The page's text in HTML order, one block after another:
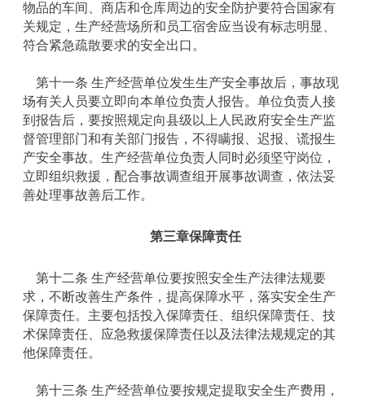
物品的车间、商店和仓库周边的安全防护要符合国家有
关规定，生产经营场所和员工宿舍应当设有标志明显、
符合紧急疏散要求的安全出口。
第十一条 生产经营单位发生生产安全事故后，事故现
场有关人员要立即向本单位负责人报告。单位负责人接
到报告后，要按照规定向县级以上人民政府安全生产监
督管理部门和有关部门报告，不得瞒报、迟报、谎报生
产安全事故。生产经营单位负责人同时必须坚守岗位，
立即组织救援，配合事故调查组开展事故调查，依法妥
善处理事故善后工作。
第三章保障责任
第十二条 生产经营单位要按照安全生产法律法规要
求，不断改善生产条件，提高保障水平，落实安全生产
保障责任。主要包括投入保障责任、组织保障责任、技
术保障责任、应急救援保障责任以及法律法规规定的其
他保障责任。
第十三条 生产经营单位要按规定提取安全生产费用，